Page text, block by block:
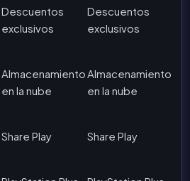
Descuentos
exclusivos
Descuentos
exclusivos
Almacenamiento
en la nube
Almacenamiento
en la nube
Share Play Share Play